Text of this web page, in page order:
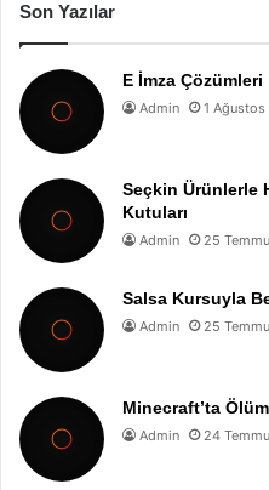
Son Yazılar
E İmza Çözümleri
Admin 1
Seçkin Ürünlerle
Kutuları
Admin 25
Salsa Kursuyla
Admin 25
Minecraft’ta
Admin 24